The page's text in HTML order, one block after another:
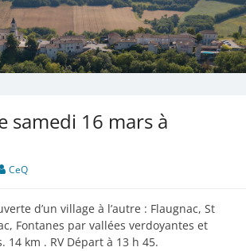
samedi 16 mars à
CeQ
d’un village à l’autre : Flaugnac, St
Fontanes par vallées verdoyantes et
14 km . RV Départ à 13 h 45.